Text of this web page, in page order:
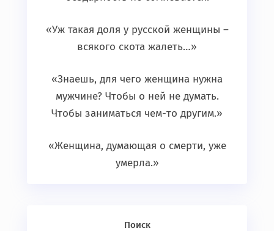
«Уж такая доля у русской женщины –
всякого скота жалеть…»
«Знаешь, для чего женщина нужна
мужчине? Чтобы о ней не думать.
Чтобы заниматься чем-то другим.»
«Женщина, думающая о смерти, уже
умерла.»
Поиск